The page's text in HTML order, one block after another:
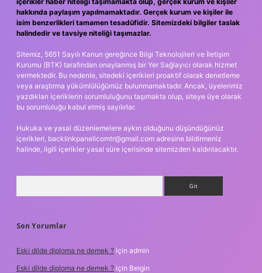
hakkında paylaşım yapılmamaktadır. Gerçek kurum ve kişiler ile
isim benzerlikleri tamamen tesadüfidir. Sitemizdeki bilgiler taslak
halindedir ve tavsiye niteliği taşımazlar.
Sitemiz, 5651 Sayılı Kanun gereğince Bilgi Teknolojileri ve İletişim
Kurumu (BTK) tarafından onaylanmış bir Yer Sağlayıcı olarak hizmet
vermektedir. Bu nedenle, sitedeki içerikleri proaktif olarak denetleme
veya araştırma yükümlülüğümüz bulunmamaktadır. Ancak, üyelerimiz
yazdıkları içeriklerin sorumluluğunu taşımakta olup, siteye üye olarak
bu sorumluluğu kabul etmiş sayılırlar.
Hukuka ve yasal düzenlemelere aykırı olduğunu düşündüğünüz
içerikleri, backlinkpanelicomtr@gmail.com adresine bildirmeniz
halinde, ilgili içerikler yasal süre içerisinde sitemizden kaldırılacaktır.
Son Yorumlar
Eski dilde diploma ne demek ? için admin
Eski dilde diploma ne demek ? için Belgin